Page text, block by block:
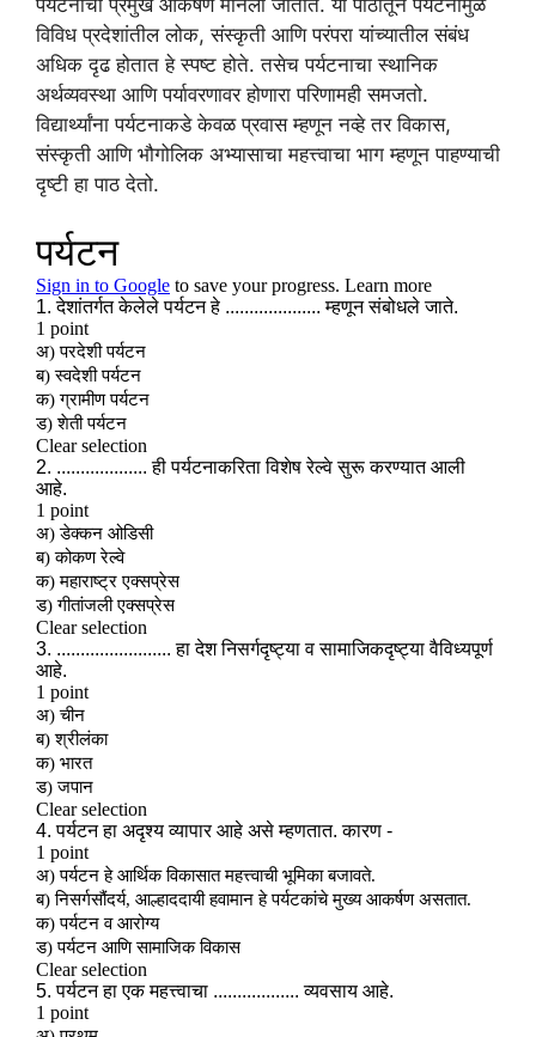
पर्यटनाची प्रमुख आकर्षणे मानली जातात. या पाठातून पर्यटनामुळे
विविध प्रदेशांतील लोक, संस्कृती आणि परंपरा यांच्यातील संबंध
अधिक दृढ होतात हे स्पष्ट होते. तसेच पर्यटनाचा स्थानिक
अर्थव्यवस्था आणि पर्यावरणावर होणारा परिणामही समजतो.
विद्यार्थ्यांना पर्यटनाकडे केवळ प्रवास म्हणून नव्हे तर विकास,
संस्कृती आणि भौगोलिक अभ्यासाचा महत्त्वाचा भाग म्हणून पाहण्याची
दृष्टी हा पाठ देतो.